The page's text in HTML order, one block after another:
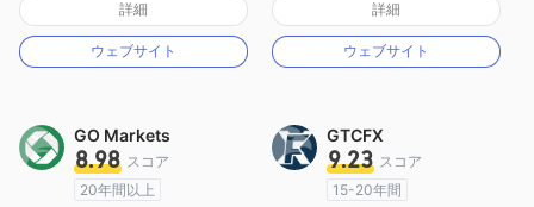
マーケットメイキングライセンス（MM）
MT4フルライセンス
詳細
ウェブサイト
マーケットメイキングライセンス（MM）
MT4フルライセンス
詳細
ウェブサイト
GO Markets
8.98 スコア
20年間以上
GTCFX
9.23 スコア
15-20年間